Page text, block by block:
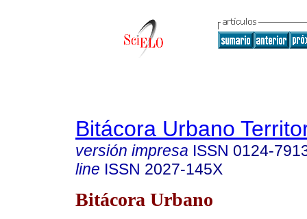
Bitácora Urbano
versión impresa ISSN 0124-
line ISSN 2027-145X
Bitácora Urbano